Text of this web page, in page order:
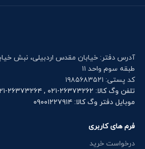
طبقه سوم واحد ۱۱
کد پستی: ۱۹۸۵۶۸۳۵۲۱
تلفن وگ کالا: ۲۶۳۷۳۲۶۲-۰۲۱ , ۲۶۳۷۳۲۶۴-۰۲۱
موبایل دفتر وگ کالا: ۰۹۰۰۱۲۲۷۹۱۴
فرم های کاربری
درخواست خرید